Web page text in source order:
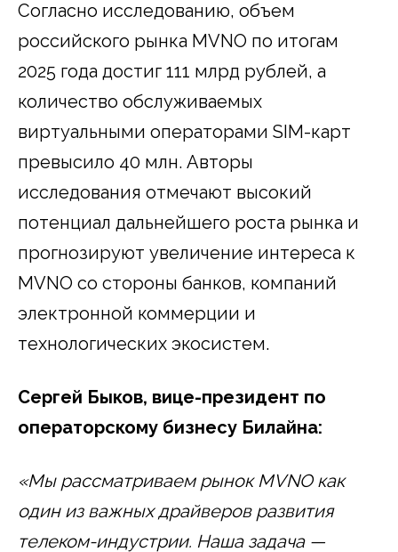
Согласно исследованию, объем
российского рынка MVNO по итогам
2025 года достиг 111 млрд рублей, а
количество обслуживаемых
виртуальными операторами SIM-карт
превысило 40 млн. Авторы
исследования отмечают высокий
потенциал дальнейшего роста рынка и
прогнозируют увеличение интереса к
MVNO со стороны банков, компаний
электронной коммерции и
технологических экосистем.
Сергей Быков, вице-президент по
операторскому бизнесу Билайна:
«Мы рассматриваем рынок MVNO как
один из важных драйверов развития
телеком-индустрии. Наша задача —